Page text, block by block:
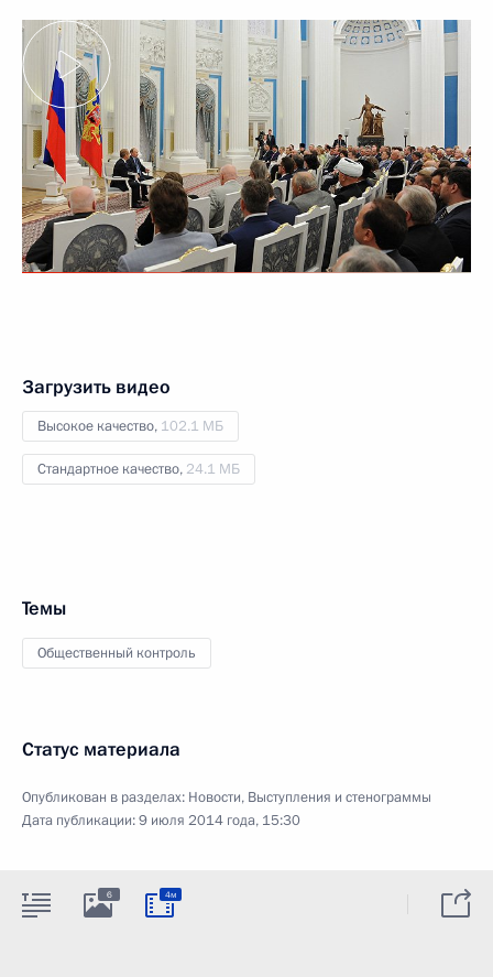
Загрузить видео
Высокое качество, 102.1 МБ
Стандартное качество, 24.1 МБ
Темы
Общественный контроль
Статус материала
Опубликован в разделах: Новости, Выступления и стенограммы
Дата публикации:9 июля 2014 года, 15:30
6 4м